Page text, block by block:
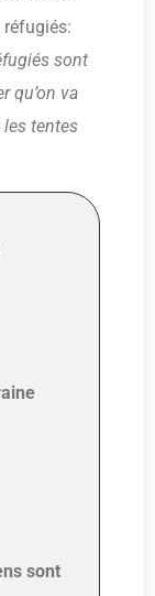
sont
qu’on va
tentes
sont